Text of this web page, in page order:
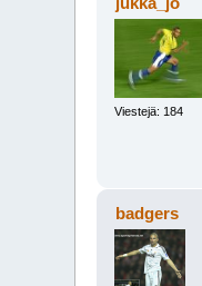
Viestejä: 184
badgers